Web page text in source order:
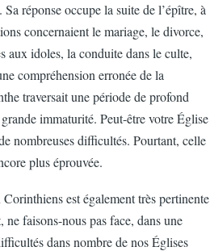
Sa réponse occupe la suite de l’épître, à
concernaient le mariage, le divorce,
aux idoles, la conduite dans le culte,
compréhension erronée de la
traversait une période de profond
immaturité. Peut-être votre Église
nombreuses difficultés. Pourtant, celle
plus éprouvée.
est également très pertinente
faisons-nous pas face, dans une
dans nombre de nos Églises